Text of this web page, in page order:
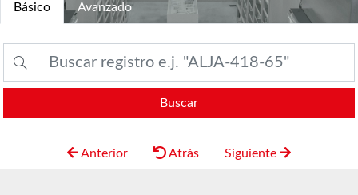
Básico Avanzado
Buscar
Anterior Atrás Siguiente